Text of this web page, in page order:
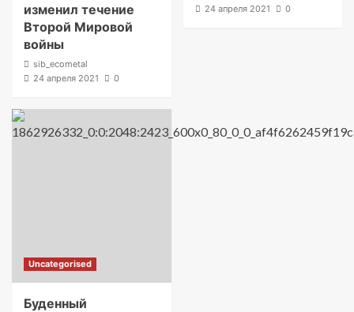
изменил течение
Второй Мировой
войны
sib_ecometal
24 апреля 2021
0
24 апреля 2021 0
Uncategorised
Буденный